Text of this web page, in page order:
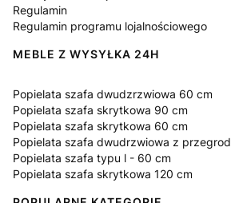
Regulamin
Regulamin programu lojalnościowego
MEBLE Z WYSYŁKA 24H
Popielata szafa dwudzrzwiowa 60 cm
Popielata szafa skrytkowa 90 cm
Popielata szafa skrytkowa 60 cm
Popielata szafa dwudrzwiowa z
Popielata szafa typu l - 60 cm
Popielata szafa skrytkowa 120 cm